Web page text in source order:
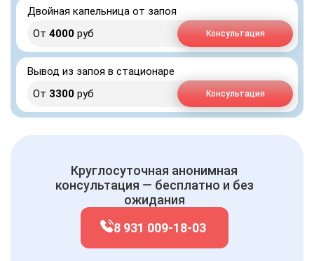
Двойная капельница от запоя
От 4000 руб Консультация
Вывод из запоя в стационаре
От 3300 руб Консультация
Круглосуточная анонимная
консультация — бесплатно и без
ожидания
8 931 009-18-03